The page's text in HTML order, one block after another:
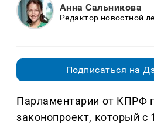
Анна Сальникова
Редактор новостной
Подписаться на
Парламентарии от КПРФ
законопроект, который с